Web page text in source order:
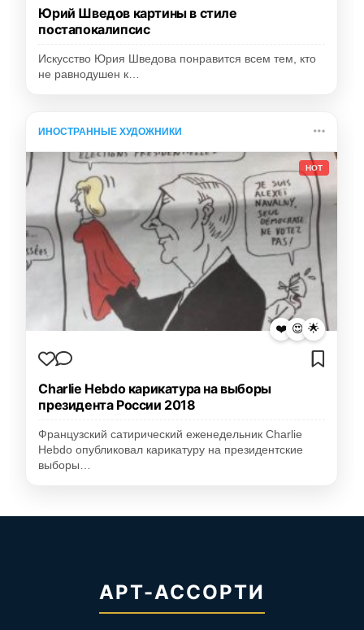
Юрий Шведов картины в стиле
постапокалипсис
Искусство Юрия Шведова понравится всем тем, кто
не равнодушен к…
ИНОСТРАННЫЕ ХУДОЖНИКИ
HOT
❤️ 😍 🌟
Charlie Hebdo карикатура на выборы
президента России 2018
Французский сатирический еженедельник Charlie
Hebdo опубликовал карикатуру на президентские
выборы…
АРТ-АССОРТИ